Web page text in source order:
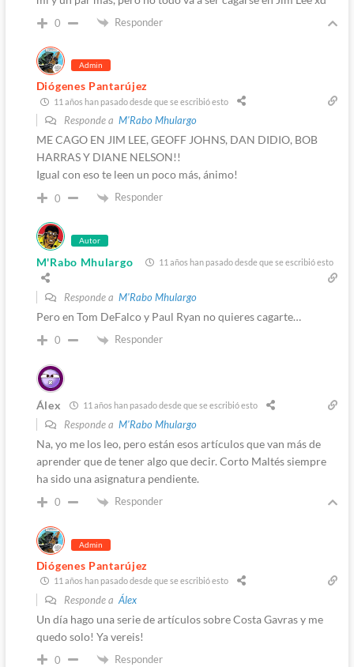
0 Responder
Admin
Diógenes Pantarújez
11 años han pasado desde que se escribió esto
Responde a M'Rabo Mhulargo
ME CAGO EN JIM LEE, GEOFF JOHNS, DAN DIDIO, BOB
HARRAS Y DIANE NELSON!!
Igual con eso te leen un poco más, ánimo!
0 Responder
Autor
M'Rabo Mhulargo 11 años han pasado desde que se escribió esto
Responde a M'Rabo Mhulargo
Pero en Tom DeFalco y Paul Ryan no quieres cagarte…
0 Responder
Álex 11 años han pasado desde que se escribió esto
Responde a M'Rabo Mhulargo
Na, yo me los leo, pero están esos artículos que van más de
aprender que de tener algo que decir. Corto Maltés siempre
ha sido una asignatura pendiente.
0 Responder
Admin
Diógenes Pantarújez
11 años han pasado desde que se escribió esto
Responde a Álex
Un día hago una serie de artículos sobre Costa Gavras y me
quedo solo! Ya vereis!
0 Responder